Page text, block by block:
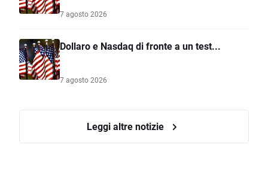
7 agosto 2026
Dollaro e Nasdaq di fronte a un test...
7 agosto 2026
Leggi altre notizie